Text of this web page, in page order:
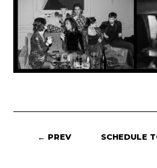
← PREV SCHEDULE